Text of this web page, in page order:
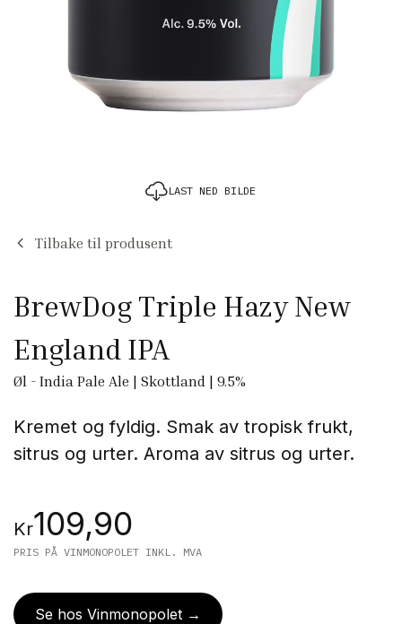
Tilbake til produsent
BrewDog Triple Hazy New
England IPA
Øl - India Pale Ale | Skottland | 9.5%
Kremet og fyldig. Smak av tropisk frukt,
sitrus og urter. Aroma av sitrus og urter.
Kr109,90
PRIS PÅ VINMONOPOLET INKL. MVA
Se hos Vinmonopolet →
LAST NED BILDE